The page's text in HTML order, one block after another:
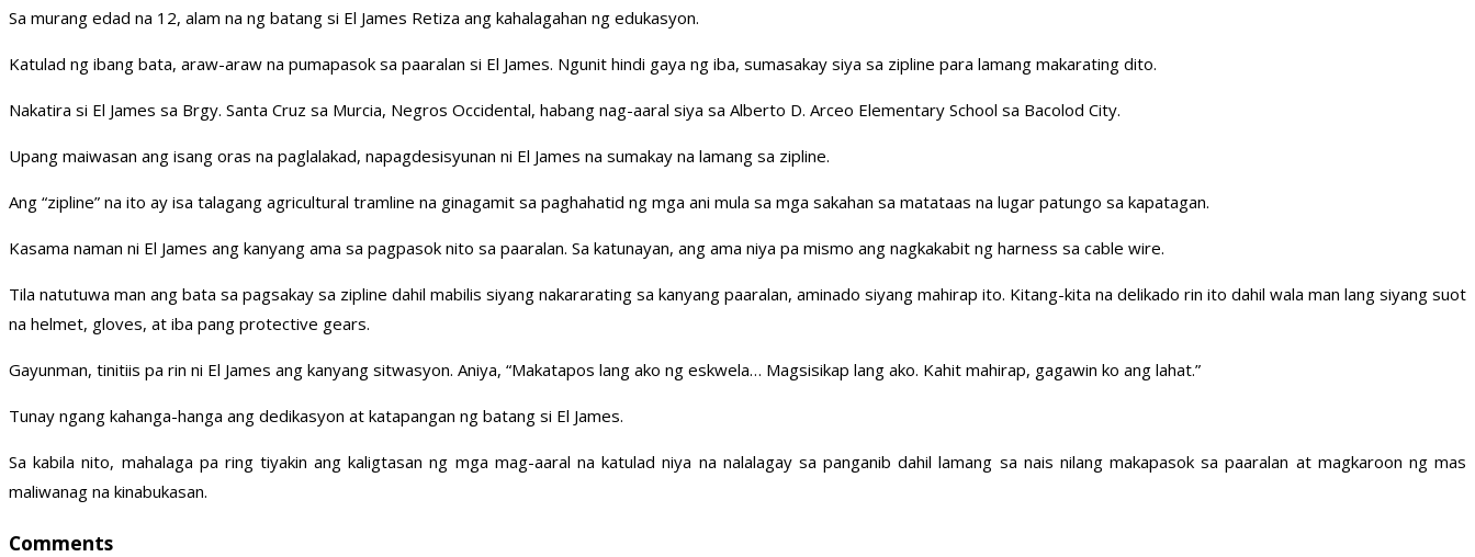
Sa murang edad na 12, alam na ng batang si El James Retiza ang kahalagahan ng edukasyon.
Katulad ng ibang bata, araw-araw na pumapasok sa paaralan si El James. Ngunit hindi gaya ng iba, sumasakay siya sa zipline para lamang makarating dito.
Nakatira si El James sa Brgy. Santa Cruz sa Murcia, Negros Occidental, habang nag-aaral siya sa Alberto D. Arceo Elementary School sa Bacolod City.
Upang maiwasan ang isang oras na paglalakad, napagdesisyunan ni El James na sumakay na lamang sa zipline.
Ang “zipline” na ito ay isa talagang agricultural tramline na ginagamit sa paghahatid ng mga ani mula sa mga sakahan sa matataas na lugar patungo sa kapatagan.
Kasama naman ni El James ang kanyang ama sa pagpasok nito sa paaralan. Sa katunayan, ang ama niya pa mismo ang nagkakabit ng harness sa cable wire.
Tila natutuwa man ang bata sa pagsakay sa zipline dahil mabilis siyang nakararating sa kanyang paaralan, aminado siyang mahirap ito. Kitang-kita na delikado rin ito dahil wala man lang siyang suot
na helmet, gloves, at iba pang protective gears.
Gayunman, tinitiis pa rin ni El James ang kanyang sitwasyon. Aniya, “Makatapos lang ako ng eskwela… Magsisikap lang ako. Kahit mahirap, gagawin ko ang lahat.”
Tunay ngang kahanga-hanga ang dedikasyon at katapangan ng batang si El James.
Sa kabila nito, mahalaga pa ring tiyakin ang kaligtasan ng mga mag-aaral na katulad niya na nalalagay sa panganib dahil lamang sa nais nilang makapasok sa paaralan at magkaroon ng mas
maliwanag na kinabukasan.
Comments